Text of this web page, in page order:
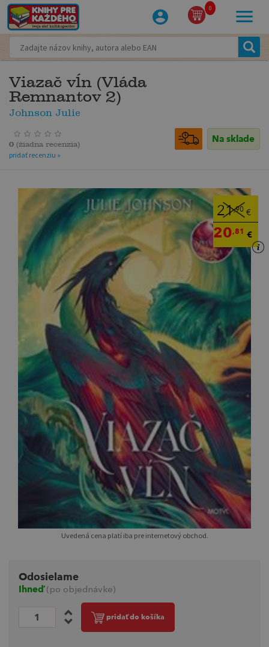
0
Viazač vĺn (Vláda
Remnantov 2)
Johnson Julie
Na sklade
0 (žiadna recenzia)
pridať recenziu »
21,90 €
20,81 €
Uvedená cena platí iba pre internetový obchod.
Odosielame
Ihneď(po objednávke)
pridať do košíka